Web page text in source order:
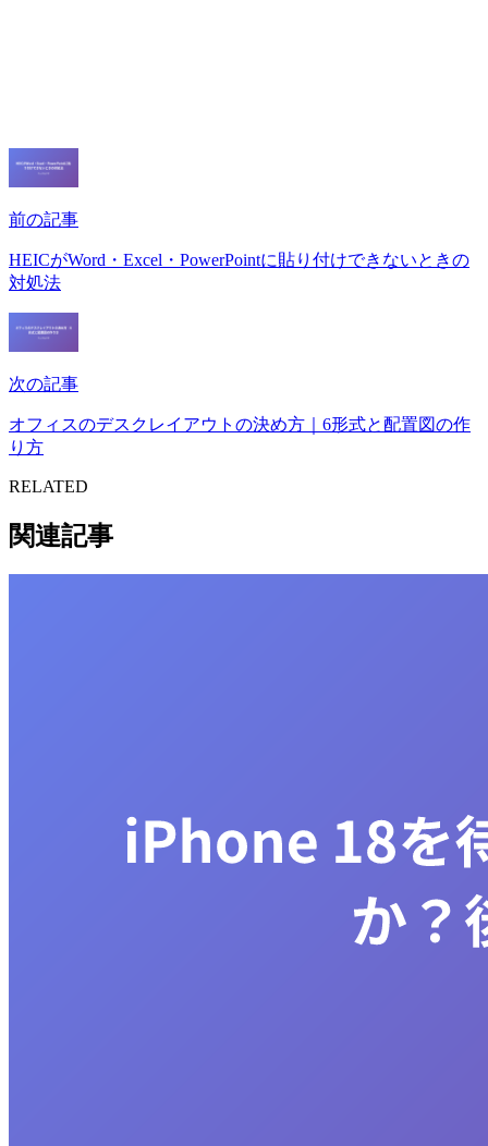
前の記事
HEICがWord・Excel・PowerPointに貼り付けできないときの
対処法
次の記事
オフィスのデスクレイアウトの決め方｜6形式と配置図の作
り方
RELATED
関連記事